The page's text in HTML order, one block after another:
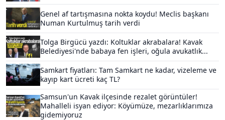
Genel af tartışmasına nokta koydu! Meclis başkanı
Numan Kurtulmuş tarih verdi
Tolga Birgücü yazdı: Koltuklar akrabalara! Kavak
Belediyesi'nde babaya fen işleri, oğula avukatlık...
Samkart fiyatları: Tam Samkart ne kadar, vizeleme ve
kayıp kart ücreti kaç TL?
Samsun'un Kavak ilçesinde rezalet görüntüler!
Mahalleli isyan ediyor: Köyümüze, mezarlıklarımıza
gidemiyoruz